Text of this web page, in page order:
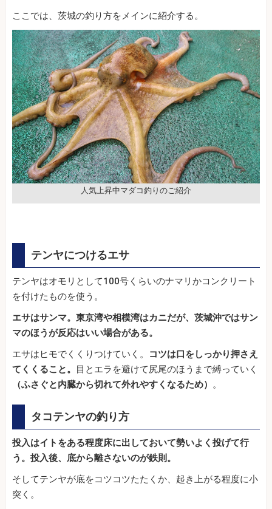
ここでは、茨城の釣り方をメインに紹介する。
人気上昇中マダコ釣りのご紹介
テンヤにつけるエサ
テンヤはオモリとして100号くらいのナマリかコンクリート
を付けたものを使う。
エサはサンマ。 東京湾や相模湾はカニだが、茨城沖ではサン
マのほうが反応はいい場合がある。
エサはヒモでくくりつけていく。
コツは口をしっかり押さえ
てくくること。
目とエラを避けて尻尾のほうまで縛っていく
（ふさぐと内臓から切れて外れやすくなるため） 。
タコテンヤの釣り方
投入はイトをある程度床に出しておいて勢いよく投げて行
う。投入後、底から離さないのが鉄則。
そしてテンヤが底をコツコツたたくか、起き上がる程度に小
突く。